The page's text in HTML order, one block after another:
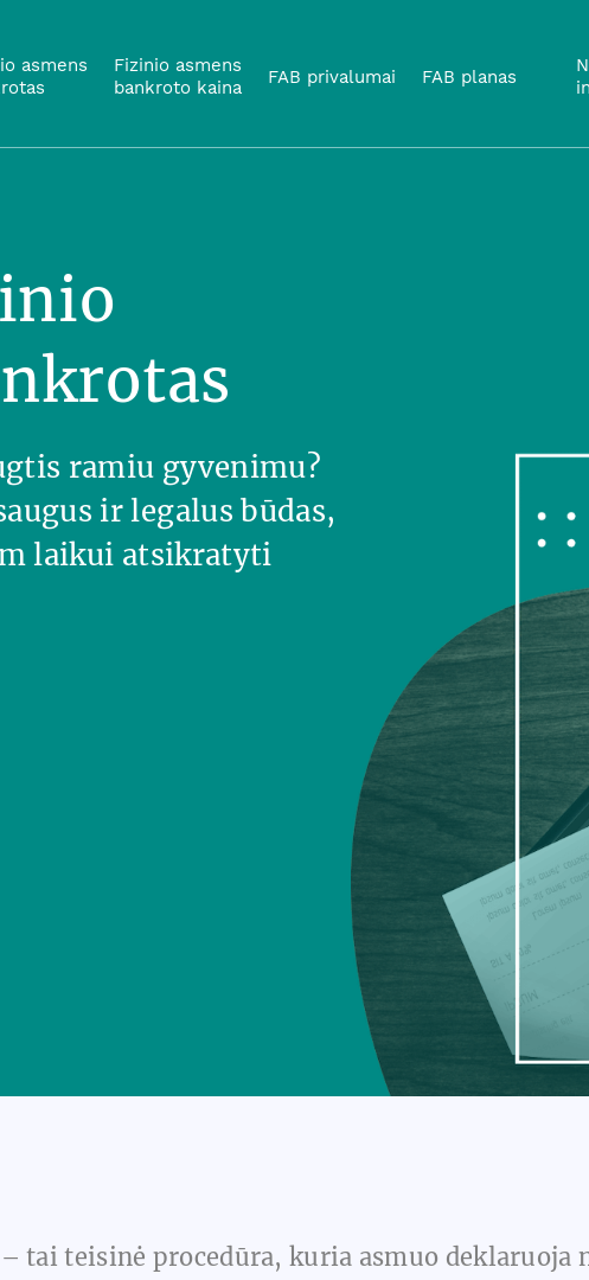
asmens
Fizinio asmens
bankroto kaina
FAB privalumai FAB planas
ramiu gyvenimu?
ir legalus būdas,
laikui atsikratyti
– tai teisinė procedūra, kuria asmuo